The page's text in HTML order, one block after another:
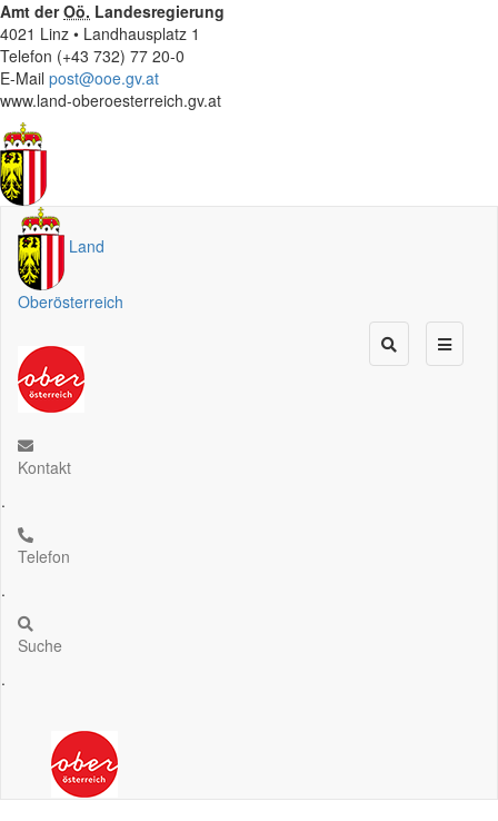
Amt derOö. Landesregierung
4021 Linz • Landhausplatz 1
Telefon (+43 732) 77 20-0
E-Mail post@ooe.gv.at
www.land-oberoesterreich.gv.at
Land
Oberösterreich
Kontakt
.
Telefon
.
Suche
.